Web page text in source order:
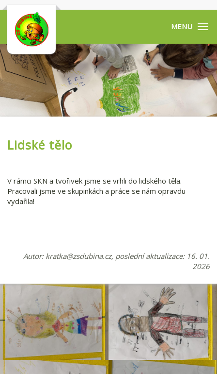
Lidské tělo
V rámci SKN a tvořivek jsme se vrhli do lidského těla.
Pracovali jsme ve skupinkách a práce se nám opravdu
vydařila!
Autor: kratka@zsdubina.cz, poslední aktualizace: 16. 01.
2026